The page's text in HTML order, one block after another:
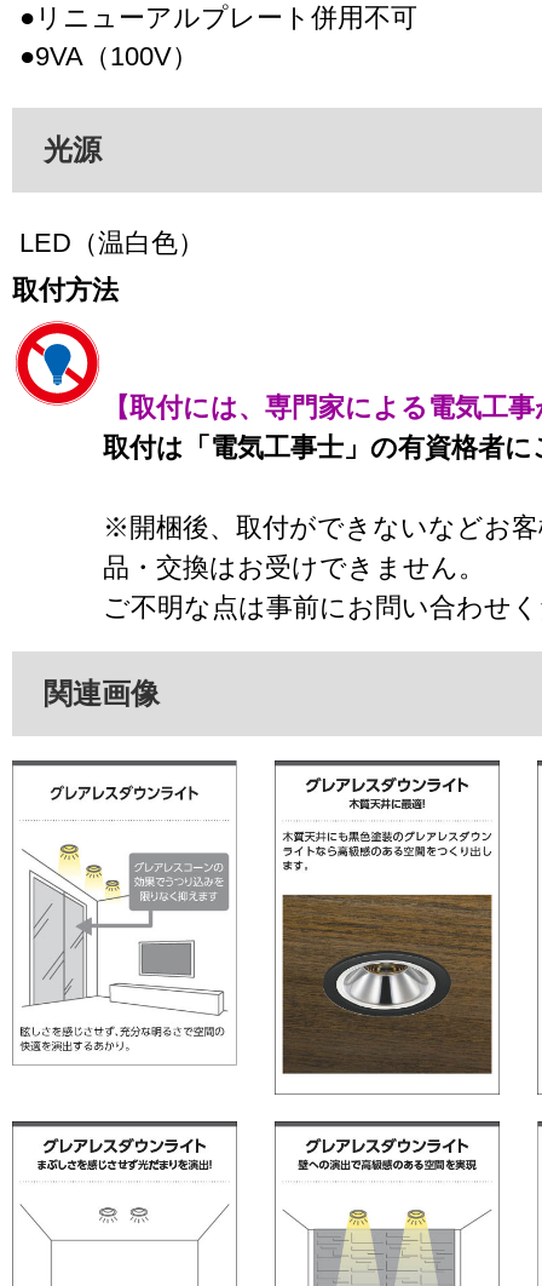
●リニューアルプレート併用不可
●9VA（100V）
光源
LED（温白色）
取付方法
【取付には、専門家による電気工
取付は「電気工事士」の有資格者
※開梱後、取付ができないなどお
品・交換はお受けできません。
ご不明な点は事前にお問い合わせ
関連画像